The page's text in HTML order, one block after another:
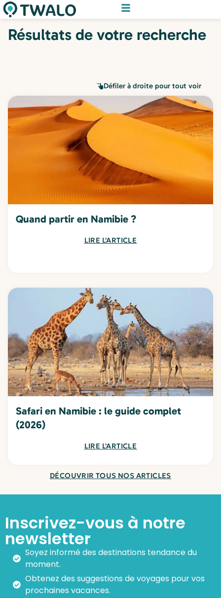
Résultats de votre recherche
Défiler à droite pour tout voir
Quand partir en Namibie ?
LIRE L'ARTICLE
Safari en Namibie : le guide complet
(2026)
LIRE L'ARTICLE
DÉCOUVRIR TOUS NOS ARTICLES
Inscrivez-vous à notre
newsletter
Soyez informé des destinations tendance du
moment.
Obtenez des suggestions de voyages pour vos
prochaines vacances.